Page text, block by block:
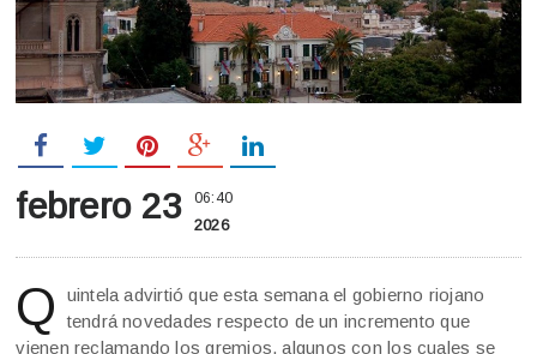
febrero 23 06:40
2026
Q
uintela advirtió que esta semana el gobierno riojano
tendrá novedades respecto de un incremento que
vienen reclamando los gremios, algunos con los cuales se